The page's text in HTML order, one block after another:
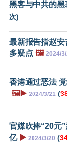
黑客与中共的黑
次)
最新报告指赵
多疑点 🖼️ 2024/3/
香港通过恶法
🖼️▶️ 2024/3/21 (
官媒吹捧“20元
亿 ▶️ 2024/3/20 (